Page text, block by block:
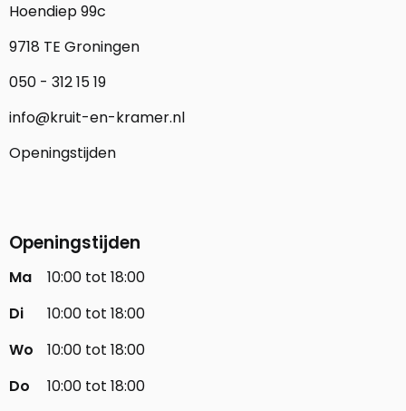
Hoendiep 99c
9718 TE Groningen
050 - 312 15 19
info@kruit-en-kramer.nl
Openingstijden
Openingstijden
Ma
10:00 tot 18:00
Di
10:00 tot 18:00
Wo
10:00 tot 18:00
Do
10:00 tot 18:00